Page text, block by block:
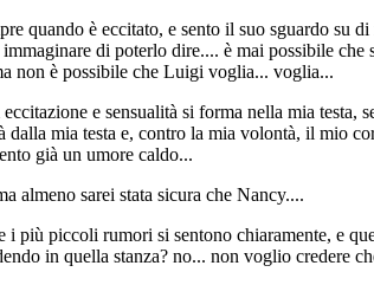
quando è eccitato, e sento il suo sguardo su
di poterlo dire.... è mai possibile
non è possibile che Luigi voglia... voglia...
e sensualità si forma nella mia testa,
mia testa e, contro la mia volontà, il mio
già un umore caldo...
almeno sarei stata sicura che Nancy....
più piccoli rumori si sentono chiaramente, e
in quella stanza? no... non voglio credere